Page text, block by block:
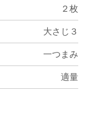
２枚
大さじ３
一つまみ
適量